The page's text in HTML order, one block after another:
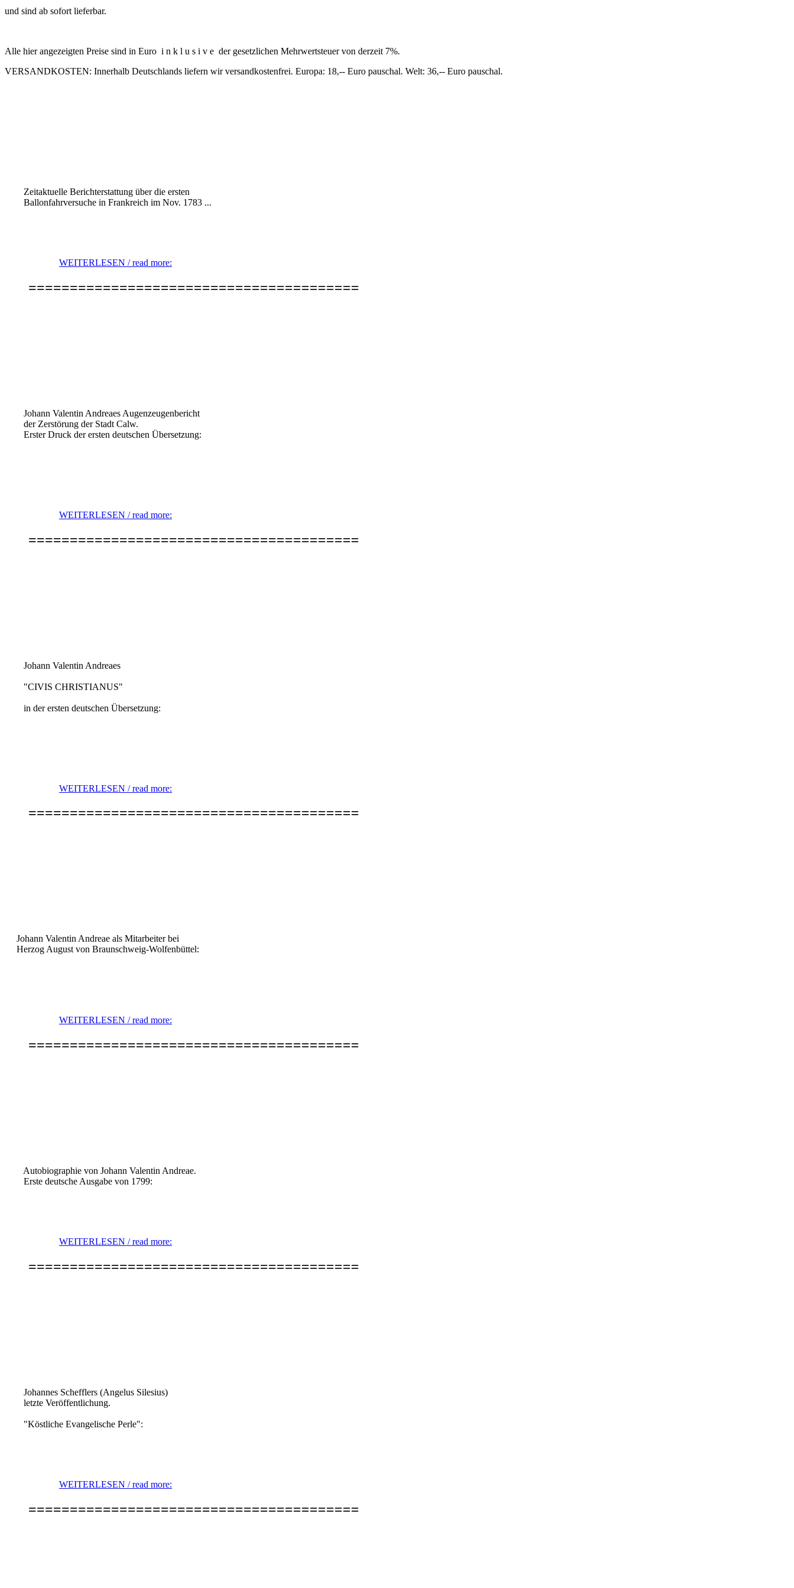
und sind ab sofort lieferbar.
Alle hier angezeigten Preise sind in Euro i n k l u s i v e der gesetzlichen Mehrwertsteuer von derzeit 7%.
VERSANDKOSTEN: Innerhalb Deutschlands liefern wir versandkostenfrei. Europa: 18,-- Euro pauschal. Welt: 36,-- Euro pauschal.
Zeitaktuelle Berichterstattung überdie ersten
Ballonfahrversuche in Frankreich im Nov. 1783 ...
WEITERLESEN / read more:
========================================
Johann Valentin Andreaes Augenzeugenbericht
der Zerstörung der Stadt Calw.
Erster Druck der ersten deutschen Übersetzung:
WEITERLESEN / read more:
========================================
Johann Valentin Andreaes
"CIVIS CHRISTIANUS"
in der ersten deutschen Übersetzung:
WEITERLESEN / read more:
========================================
Johann Valentin Andreae als Mitarbeiter bei
Herzog August von Braunschweig-Wolfenbüttel:
WEITERLESEN / read more:
========================================
Autobiographie von Johann Valentin Andreae.
Erste deutsche Ausgabe von 1799:
WEITERLESEN / read more:
========================================
Johannes Schefflers (Angelus Silesius)
letzte Veröffentlichung.
"Köstliche Evangelische Perle":
WEITERLESEN / read more:
========================================